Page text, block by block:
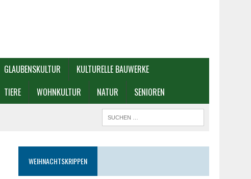
GLAUBENSKULTUR
KULTURELLE BAUWERKE
TIERE WOHNKULTUR NATUR SENIOREN
WEIHNACHTSKRIPPEN